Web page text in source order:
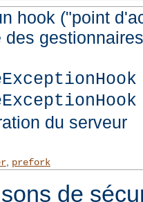
hook ("point
des
du serveur
, prefork
de